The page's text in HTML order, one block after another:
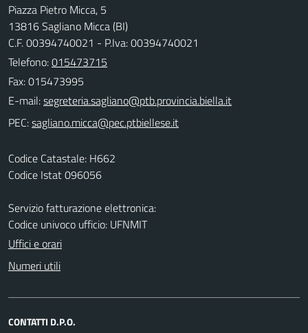
Piazza Pietro Micca, 5
13816 Sagliano Micca (BI)
C.F. 00394740021 - P.Iva: 00394740021
Telefono:015473715
Fax: 015473995
E-mail:
PEC:
Codice Catastale: H662
Codice Istat 096056
Servizio fatturazione elettronica:
Codice univoco ufficio: UFNMIT
Uffici e orari
Numeri utili
CONTATTI D.P.O.